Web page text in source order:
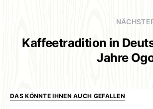
Kaffeetradition in
Jahre
DAS KÖNNTE IHNEN AUCH GEFALLEN